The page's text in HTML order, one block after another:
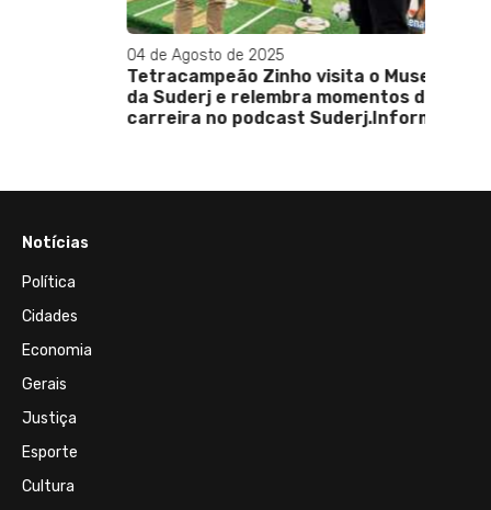
04 de Agosto de 2025
Tetracampeão Zinho visita o Museu
da Suderj e relembra momentos da
carreira no podcast Suderj.Informa
Notícias
Política
Cidades
Economia
Gerais
Justiça
Esporte
Cultura